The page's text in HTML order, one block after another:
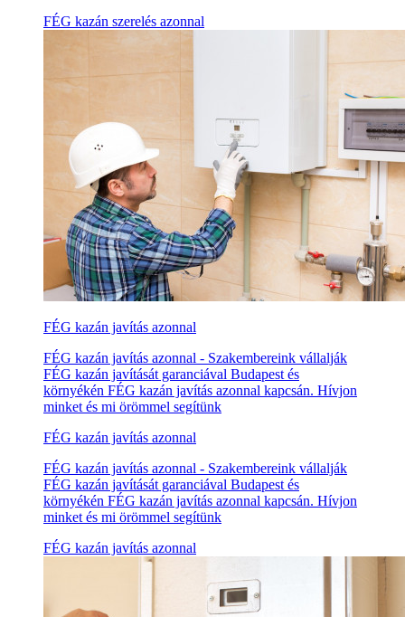
FÉG kazán szerelés azonnal
FÉG kazán javítás azonnal
FÉG kazán javítás azonnal - Szakembereink vállalják
FÉG kazán javítását garanciával Budapest és
környékén FÉG kazán javítás azonnal kapcsán. Hívjon
minket és mi örömmel segítünk
FÉG kazán javítás azonnal
FÉG kazán javítás azonnal - Szakembereink vállalják
FÉG kazán javítását garanciával Budapest és
környékén FÉG kazán javítás azonnal kapcsán. Hívjon
minket és mi örömmel segítünk
FÉG kazán javítás azonnal